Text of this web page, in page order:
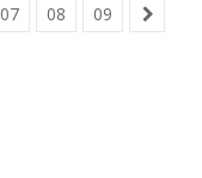
07 08 09